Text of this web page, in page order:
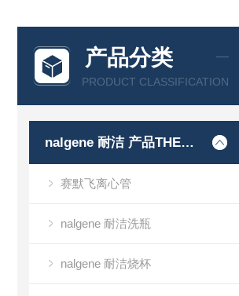
产品分类
PRODUCT CLASSIFICATION
nalgene 耐洁 产品THERMO 赛默飞
赛默飞离心管
nalgene 耐洁洗瓶
nalgene 耐洁烧杯